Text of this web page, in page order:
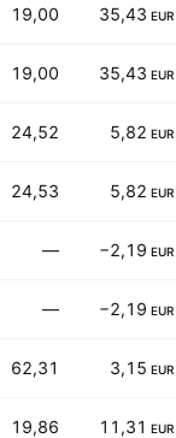
19,00 35,43 EUR
19,00 35,43 EUR
24,52 5,82 EUR
24,53 5,82 EUR
— −2,19 EUR
— −2,19 EUR
62,31 3,15 EUR
19,86 11,31 EUR